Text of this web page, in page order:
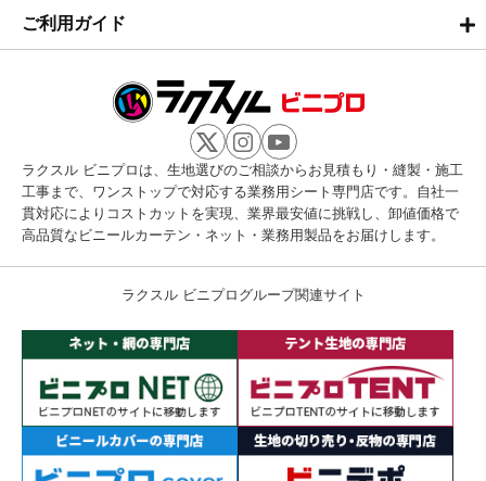
ご利用ガイド
ラクスル ビニプロは、生地選びのご相談からお見積もり・縫製・施工
工事まで、ワンストップで対応する業務用シート専門店です。自社一
貫対応によりコストカットを実現、業界最安値に挑戦し、卸値価格で
高品質なビニールカーテン・ネット・業務用製品をお届けします。
ラクスル ビニプログループ関連サイト